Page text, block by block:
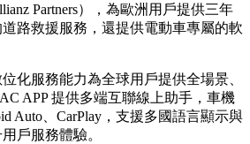
Partners），為歐洲用戶提供三年
路救援服務，還提供電動車專屬的軟
化服務能力為全球用戶提供全場景、
APP 提供多端互聯線上助手，車機
Auto、CarPlay，支援多國語言顯示與
戶服務體驗。